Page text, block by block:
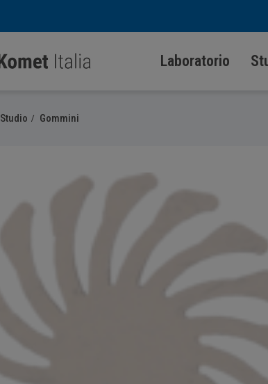
Laboratorio
Studio Gommini